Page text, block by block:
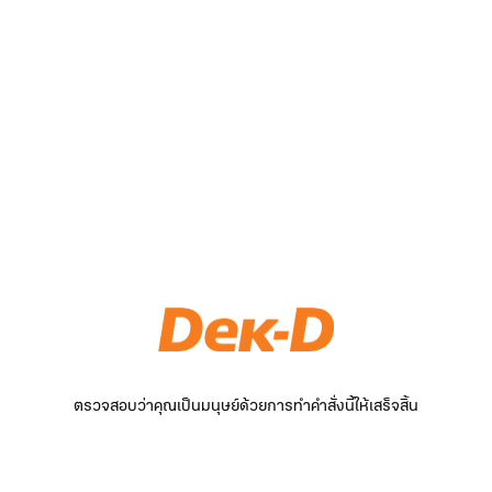
ตรวจสอบว่าคุณเป็นมนุษย์ด้วยการทำคำสั่งนี้ให้เสร็จสิ้น